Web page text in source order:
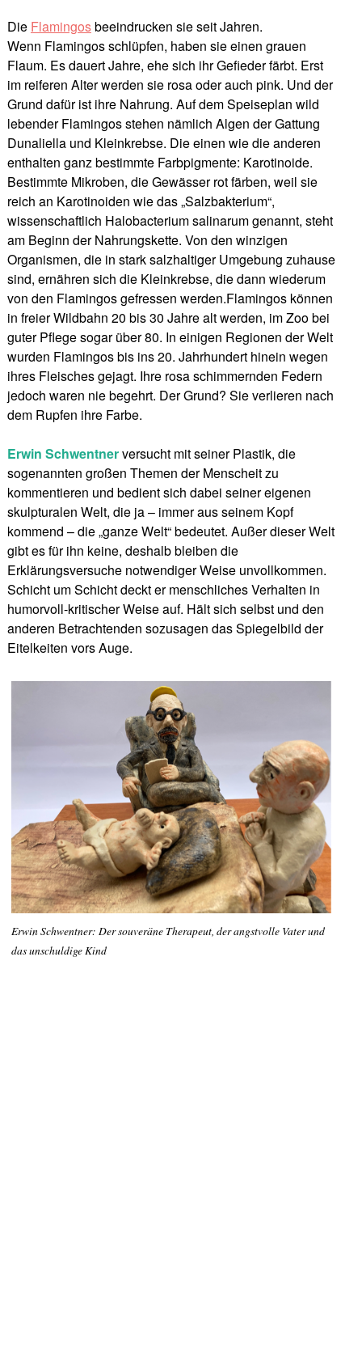
Die Flamingosbeeindrucken sie seit Jahren.
Wenn Flamingos schlüpfen, haben sie einen grauen
Flaum. Es dauert Jahre, ehe sich ihr Gefieder färbt. Erst
im reiferen Alter werden sie rosa oder auch pink. Und der
Grund dafür ist ihre Nahrung. Auf dem Speiseplan wild
lebender Flamingos stehen nämlich Algen der Gattung
Dunaliella und Kleinkrebse. Die einen wie die anderen
enthalten ganz bestimmte Farbpigmente: Karotinoide.
Bestimmte Mikroben, die Gewässer rot färben, weil sie
reich an Karotinoiden wie das „Salzbakterium“,
wissenschaftlich Halobacterium salinarum genannt, steht
am Beginn der Nahrungskette. Von den winzigen
Organismen, die in stark salzhaltiger Umgebung zuhause
sind, ernähren sich die Kleinkrebse, die dann wiederum
von den Flamingos gefressen werden.Flamingos können
in freier Wildbahn 20 bis 30 Jahre alt werden, im Zoo bei
guter Pflege sogar über 80. In einigen Regionen der Welt
wurden Flamingos bis ins 20. Jahrhundert hinein wegen
ihres Fleisches gejagt. Ihre rosa schimmernden Federn
jedoch waren nie begehrt. Der Grund? Sie verlieren nach
dem Rupfen ihre Farbe.
Erwin Schwentnerversucht mit seiner Plastik, die
sogenannten großen Themen der Menscheit zu
kommentieren und bedient sich dabei seiner eigenen
skulpturalen Welt, die ja – immer aus seinem Kopf
kommend – die „ganze Welt“ bedeutet. Außer dieser Welt
gibt es für ihn keine, deshalb bleiben die
Erklärungsversuche notwendiger Weise unvollkommen.
Schicht um Schicht deckt er menschliches Verhalten in
humorvoll-kritischer Weise auf. Hält sich selbst und den
anderen Betrachtenden sozusagen das Spiegelbild der
Eitelkeiten vors Auge.
Erwin Schwentner: Der souveräne Therapeut, der angstvolle Vater und
das unschuldige Kind